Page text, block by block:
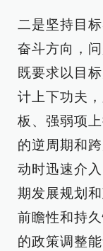
二是坚持目
奋斗方向，
既要求以目
计上下功夫
板、强弱项
的逆周期和
动时迅速介
期发展规划
前瞻性和持
的政策调整